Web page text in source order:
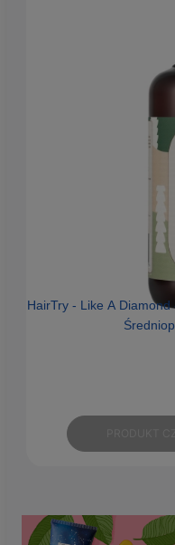
HairTry - Like A Diamond